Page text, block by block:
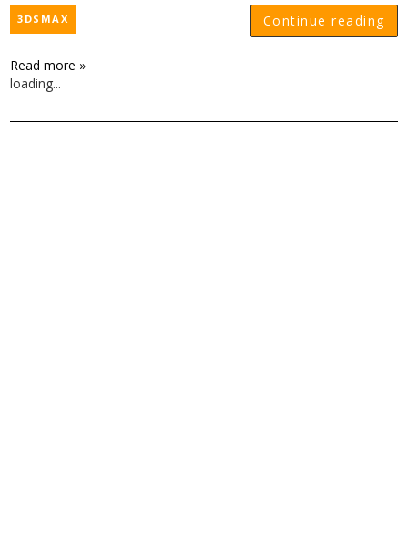
Continue reading
3DSMAX
Read more »
loading...